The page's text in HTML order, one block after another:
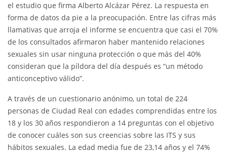
el estudio que firma Alberto Alcázar Pérez. La respuesta en
forma de datos da pie a la preocupación. Entre las cifras más
llamativas que arroja el informe se encuentra que casi el 70%
de los consultados afirmaron haber mantenido relaciones
sexuales sin usar ninguna protección o que más del 40%
consideran que la píldora del día después es “un método
anticonceptivo válido”.
A través de un cuestionario anónimo, un total de 224
personas de Ciudad Real con edades comprendidas entre los
18 y los 30 años respondieron a 14 preguntas con el objetivo
de conocer cuáles son sus creencias sobre las ITS y sus
hábitos sexuales. La edad media fue de 23,14 años y el 74%